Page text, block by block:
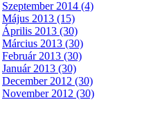
Szeptember 2014 (4)
Május 2013 (15)
Április 2013 (30)
Március 2013 (30)
Február 2013 (30)
Január 2013 (30)
December 2012 (30)
November 2012 (30)